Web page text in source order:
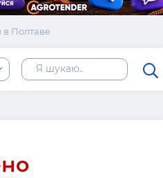
Полтаве